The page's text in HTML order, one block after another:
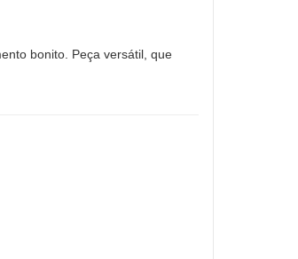
bonito. Peça versátil, que